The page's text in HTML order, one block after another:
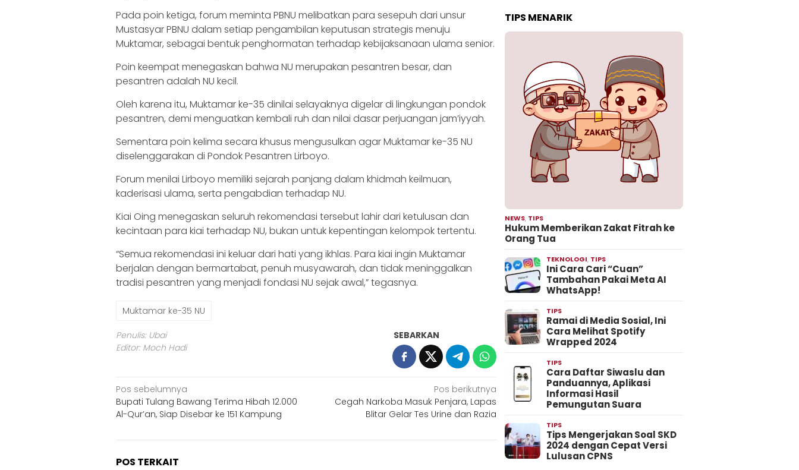
Pada poin ketiga, forum meminta PBNU melibatkan para sesepuh dari unsur
Mustasyar PBNU dalam setiap pengambilan keputusan strategis menuju
Muktamar, sebagai bentuk penghormatan terhadap kebijaksanaan ulama senior.
Poin keempat menegaskan bahwa NU merupakan pesantren besar, dan
pesantren adalah NU kecil.
Oleh karena itu, Muktamar ke-35 dinilai selayaknya digelar di lingkungan pondok
pesantren, demi menguatkan kembali ruh dan nilai dasar perjuangan jam’iyyah.
Sementara poin kelima secara khusus mengusulkan agar Muktamar ke-35 NU
diselenggarakan di Pondok Pesantren Lirboyo.
Forum menilai Lirboyo memiliki sejarah panjang dalam khidmah keilmuan,
kaderisasi ulama, serta pengabdian terhadap NU.
Kiai Oing menegaskan seluruh rekomendasi tersebut lahir dari ketulusan dan
kecintaan para kiai terhadap NU, bukan untuk kepentingan kelompok tertentu.
“Semua rekomendasi ini keluar dari hati yang ikhlas. Para kiai ingin Muktamar
berjalan dengan bermartabat, penuh musyawarah, dan tidak meninggalkan
tradisi pesantren yang menjadi fondasi NU sejak awal,” tegasnya.
Muktamar ke-35 NU
Penulis: Ubai
Editor: Moch Hadi
SEBARKAN
Navigasi
pos
Pos sebelumnya
Bupati Tulang Bawang Terima Hibah 12.000
Al-Qur’an, Siap Disebar ke 151 Kampung
Pos berikutnya
Cegah Narkoba Masuk Penjara, Lapas
Blitar Gelar Tes Urine dan Razia
POS TERKAIT
TIPS MENARIK
NEWS, TIPS
Hukum Memberikan Zakat Fitrah ke
Orang Tua
TEKNOLOGI, TIPS
Ini Cara Cari “Cuan”
Tambahan Pakai Meta AI
WhatsApp!
TIPS
Ramai di Media Sosial, Ini
Cara Melihat Spotify
Wrapped 2024
TIPS
Cara Daftar Siwaslu dan
Panduannya, Aplikasi
Informasi Hasil
Pemungutan Suara
TIPS
Tips Mengerjakan Soal SKD
2024 dengan Cepat Versi
Lulusan CPNS